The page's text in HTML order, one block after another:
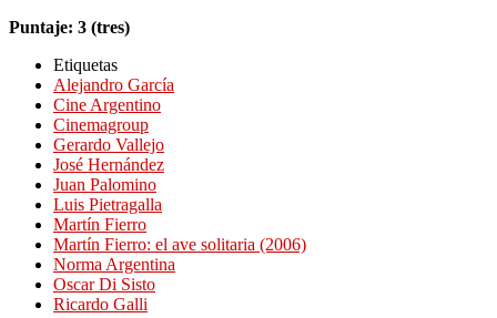
Puntaje: 3 (tres)
Etiquetas
Alejandro García
Cine Argentino
Cinemagroup
Gerardo Vallejo
José Hernández
Juan Palomino
Luis Pietragalla
Martín Fierro
Martín Fierro: el ave solitaria (2006)
Norma Argentina
Oscar Di Sisto
Ricardo Galli